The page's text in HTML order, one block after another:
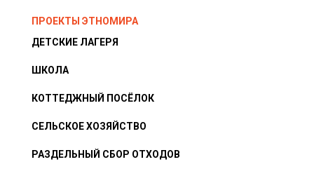
ПРОЕКТЫ ЭТНОМИРА
ДЕТСКИЕ ЛАГЕРЯ
ШКОЛА
КОТТЕДЖНЫЙ ПОСЁЛОК
СЕЛЬСКОЕ ХОЗЯЙСТВО
РАЗДЕЛЬНЫЙ СБОР ОТХОДОВ